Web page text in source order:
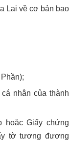
Lai về cơ bản bao
nhân của thành
hoặc Giấy chứng
tờ tương đương